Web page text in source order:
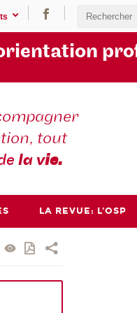
pro
tout
la vie.
LA REVUE: L'OSP